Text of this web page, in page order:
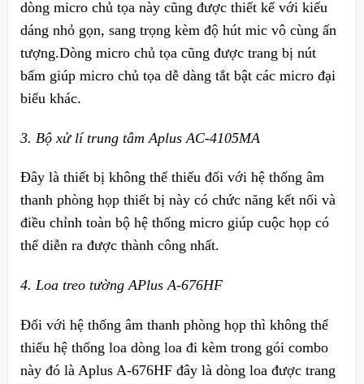
dòng micro chủ tọa này cũng được thiết kế với kiểu
dáng nhỏ gọn, sang trọng kèm độ hút mic vô cùng ấn
tượng.Dòng micro chủ tọa cũng được trang bị nút
bấm giúp micro chủ tọa dễ dàng tắt bật các micro đại
biểu khác.
3. Bộ xử lí trung tâm Aplus AC-4105MA
Đây là thiết bị không thể thiếu đối với hệ thống âm
thanh phòng họp thiết bị này có chức năng kết nối và
điều chỉnh toàn bộ hệ thống micro giúp cuộc họp có
thể diễn ra được thành công nhất.
4. Loa treo tường APlus A-676HF
Đối với hệ thống âm thanh phòng họp thì không thể
thiếu hệ thống loa dòng loa đi kèm trong gói combo
này đó là Aplus A-676HF đây là dòng loa được trang